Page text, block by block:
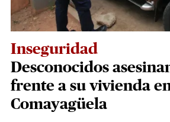
Inseguridad
Desconocidos
frente a su vivienda
Comayagüela